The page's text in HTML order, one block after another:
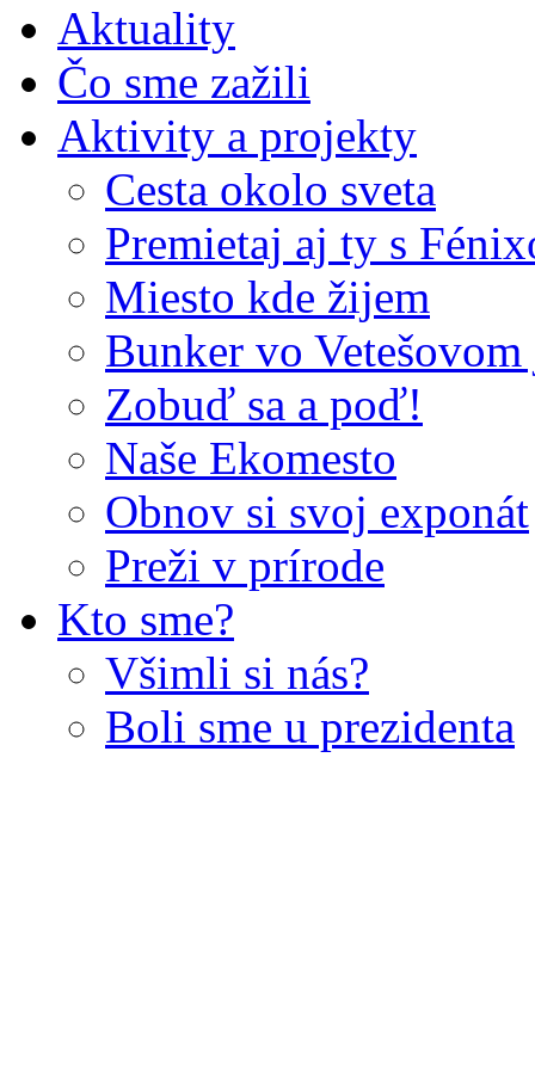
Aktuality
Čo sme zažili
Aktivity a projekty
Cesta okolo sveta
Premietaj aj ty s
Miesto kde žijem
Bunker vo
Zobuď sa a poď!
Naše Ekomesto
Obnov si svoj exponát
Preži v prírode
Kto sme?
Všimli si nás?
Boli sme u prezidenta